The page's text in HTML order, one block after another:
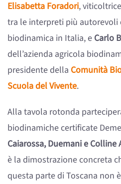
Elisabetta Foradori,
tra le interpreti più autorevoli
biodinamica in Italia, e Carlo
dell’azienda agricola
presidente della Comunità
Scuola del Vivente.
Alla tavola rotonda
biodinamiche certificate
Caiarossa, Duemani e Colline
è la dimostrazione concreta
questa parte di Toscana non